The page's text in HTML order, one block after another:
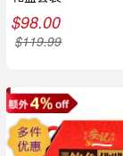
$98.00
$119.99